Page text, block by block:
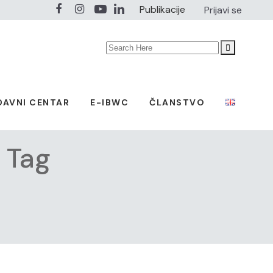
Publikacije Prijavi se
Search
CENTAR E-IBWC ČLANSTVO